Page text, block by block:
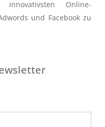
Online-
und Facebook zu